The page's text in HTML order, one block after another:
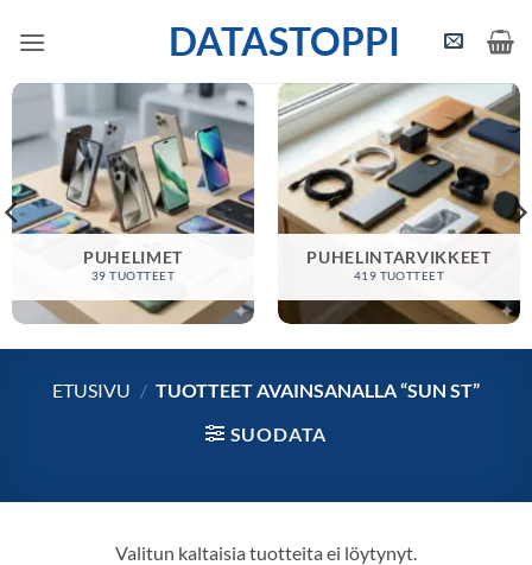
DATASTOPPI
PUHELIMET
39 TUOTTEET
PUHELINTARVIKKEET
419 TUOTTEET
ETUSIVU / TUOTTEET AVAINSANALLA “SUN ST”
SUODATA
Valitun kaltaisia tuotteita ei löytynyt.